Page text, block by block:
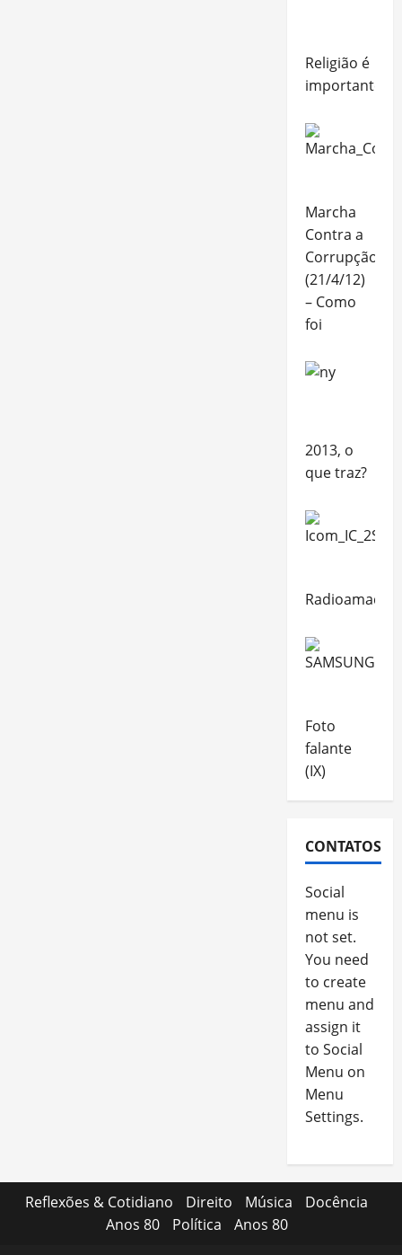
Religião é
importante?
Marcha
Contra a
Corrupção
(21/4/12)
– Como
foi
2013, o
que traz?
Foto
falante
(IX)
CONTATOS
Social
menu is
not set.
You need
to create
menu and
assign it
to Social
Menu on
Menu
Settings.
Reflexões & Cotidiano Direito Música
Docência
Anos 80
Política Anos 80